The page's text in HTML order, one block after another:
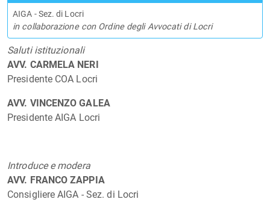
Saluti istituzionali
AVV. CARMELA NERI
Presidente COA Locri
AVV. VINCENZO GALEA
Presidente AIGA Locri
Introduce e modera
AVV. FRANCO ZAPPIA
Consigliere AIGA - Sez. di Locri
AIGA - Sez. di Locri
in collaborazione con Ordine degli Avvocati di Locri